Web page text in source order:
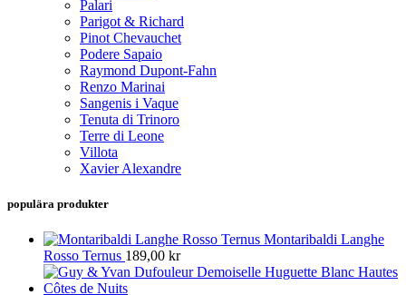
Palari
Parigot & Richard
Pinot Chevauchet
Podere Sapaio
Raymond Dupont-Fahn
Renzo Marinai
Sangenis i Vaque
Tenuta di Trinoro
Terre di Leone
Villota
Xavier Alexandre
populära produkter
Montaribaldi Langhe
Rosso Ternus 189,00 kr